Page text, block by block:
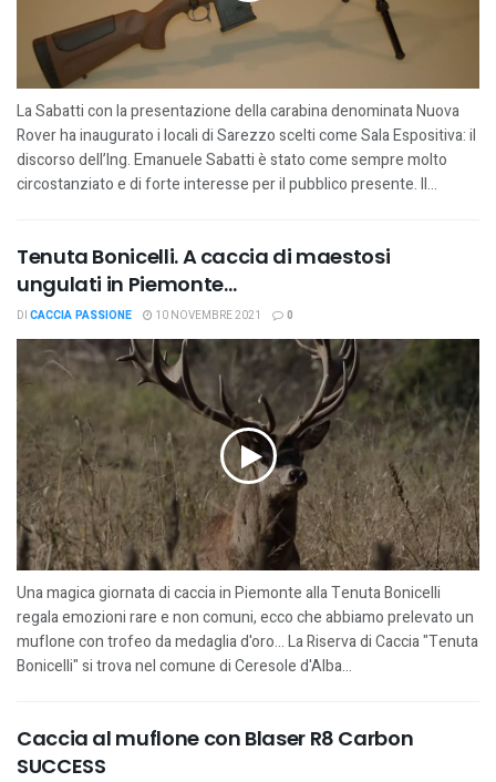
La Sabatti con la presentazione della carabina denominata Nuova
Rover ha inaugurato i locali di Sarezzo scelti come Sala Espositiva: il
discorso dell’Ing. Emanuele Sabatti è stato come sempre molto
circostanziato e di forte interesse per il pubblico presente. Il...
Tenuta Bonicelli. A caccia di maestosi
ungulati in Piemonte…
DI CACCIA PASSIONE 10 NOVEMBRE 2021 0
Una magica giornata di caccia in Piemonte alla Tenuta Bonicelli
regala emozioni rare e non comuni, ecco che abbiamo prelevato un
muflone con trofeo da medaglia d'oro... La Riserva di Caccia "Tenuta
Bonicelli" si trova nel comune di Ceresole d'Alba...
Caccia al muflone con Blaser R8 Carbon
SUCCESS